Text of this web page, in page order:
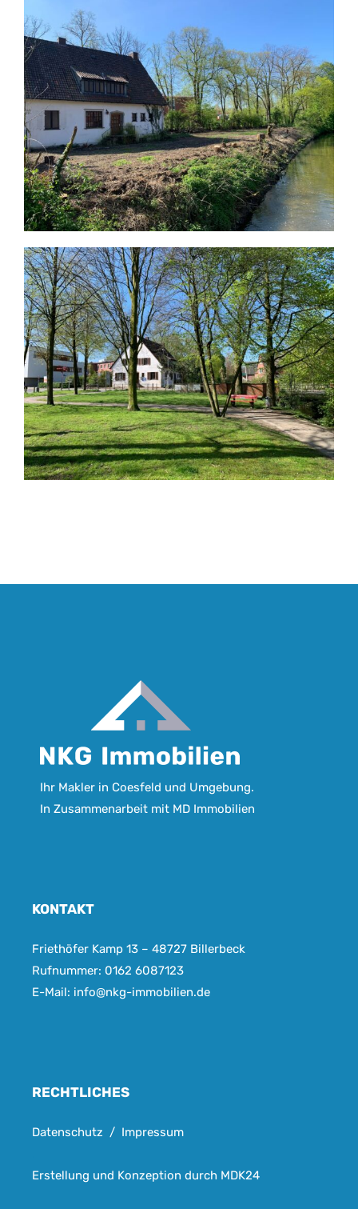
Ihr Makler in Coesfeld und Umgebung.
In Zusammenarbeit mit MD Immobilien
KONTAKT
Friethöfer Kamp 13 – 48727 Billerbeck
Rufnummer: 0162 6087123
E-Mail: info@nkg-immobilien.de
RECHTLICHES
Datenschutz / Impressum
Erstellung und Konzeption durch MDK24